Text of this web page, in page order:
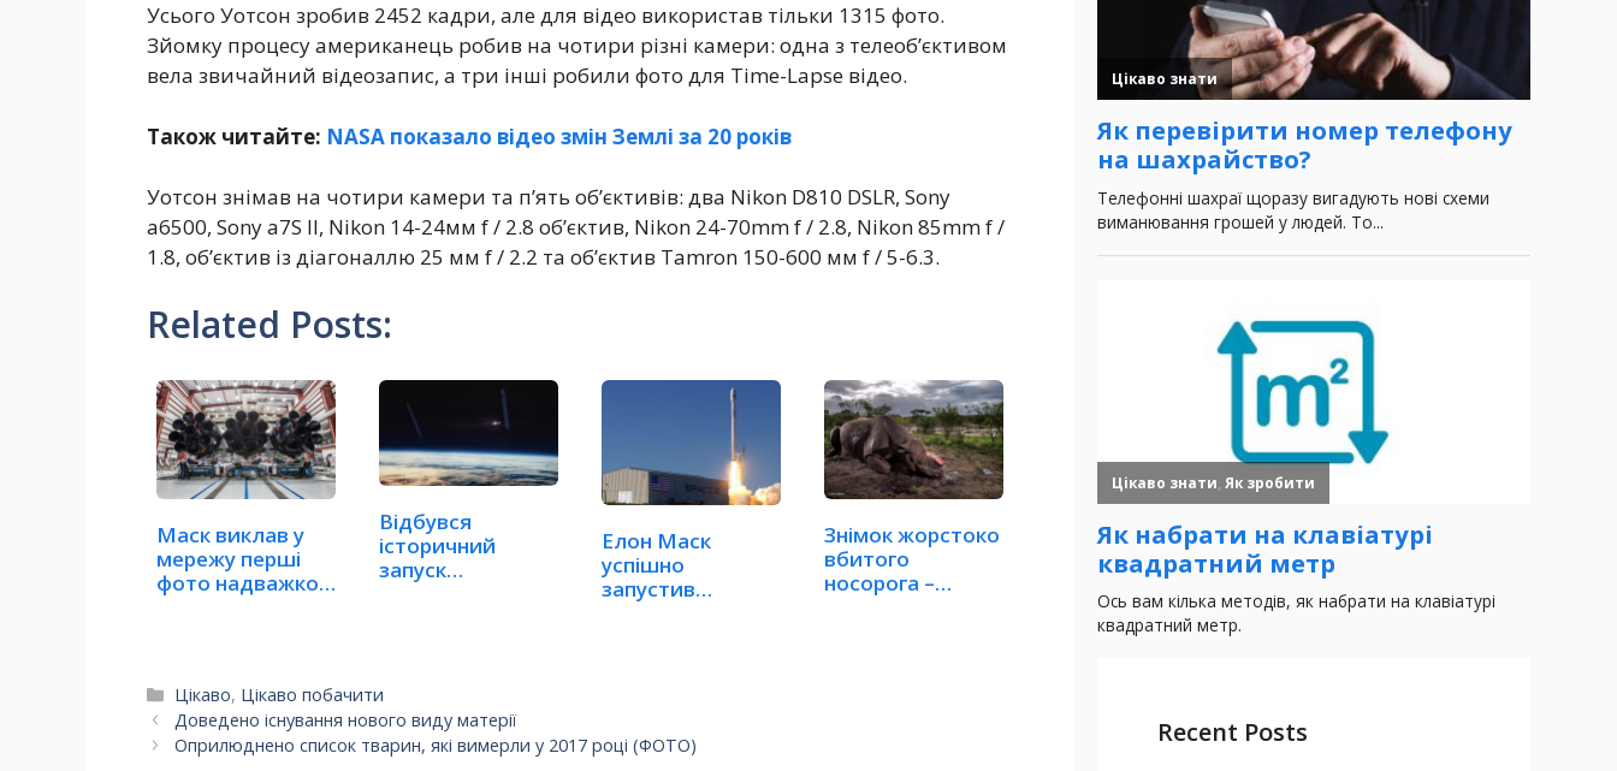
Усього Уотсон зробив 2452 кадри, але для відео використав тільки 1315 фото.
Зйомку процесу американець робив на чотири різні камери: одна з телеоб’єктивом
вела звичайний відеозапис, а три інші робили фото для Time-Lapse відео.
Також читайте: NASA показало відео змін Землі за 20 років
Уотсон знімав на чотири камери та п’ять об’єктивів: два Nikon D810 DSLR, Sony
a6500, Sony a7S II, Nikon 14-24мм f / 2.8 об’єктив, Nikon 24-70mm f / 2.8, Nikon 85mm f /
1.8, об’єктив із діагоналлю 25 мм f / 2.2 та об’єктив Tamron 150-600 мм f / 5-6.3.
Related Posts:
Маск виклав у
мережу перші
фото надважкої
Відбувся
історичний
запуск
Елон Маск
успішно
запустив
Знімок жорстоко
вбитого
носорога –
Категорії
Цікаво, Цікаво побачити
Доведено існування нового виду матерії
Оприлюднено список тварин, які вимерли у 2017 році (ФОТО)
Recent Posts